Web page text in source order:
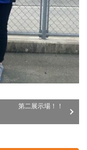
第二展示場！！